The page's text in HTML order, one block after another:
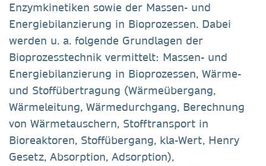
Enzymkinetiken sowie der Massen- und
Energiebilanzierung in Bioprozessen. Dabei
werden u. a. folgende Grundlagen der
Bioprozesstechnik vermittelt: Massen- und
Energiebilanzierung in Bioprozessen, Wärme-
und Stoffübertragung (Wärmeübergang,
Wärmeleitung, Wärmedurchgang, Berechnung
von Wärmetauschern, Stofftransport in
Bioreaktoren, Stoffübergang, kla-Wert, Henry
Gesetz, Absorption, Adsorption),